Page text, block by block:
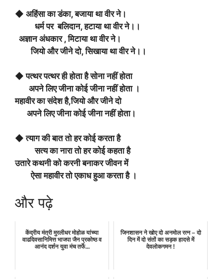
◆ अहिंसा का डंका, बजाया था वीर ने।
धर्म पर बलिदान, हटाया था वीर ने।।
अज्ञान अंधकार , मिटाया था वीर ने।
जियो और जीने दो, सिखाया था वीर ने।।
◆ पत्थर पत्थर ही होता है सोना नहीं होता
अपने लिए जीना कोई जीना नहीं होता ।
महावीर का संदेश है,जियो और जीने दो
अपने लिए जीना कोई जीना नहीं होता।
◆ त्याग की बात तो हर कोई करता है
सत्य का नारा तो हर कोई कहता है
उतारे कथनी को करनी बनाकर जीवन में
ऐसा महावीर तो एकाध हुआ करता है ।
और पढ़े
केंद्रीय मंत्री मुरलीधर मोहोळ यांच्या
वाढदिवसानिमित्त भाजपा जैन प्रकोष्ठ व
आनंद दर्शन युवा मंच तर्फे...
जिनशासन ने खोए दो अनमोल रत्न – दो
दिन में दो संतों का सड़क हादसे में
देवलोकगमन !